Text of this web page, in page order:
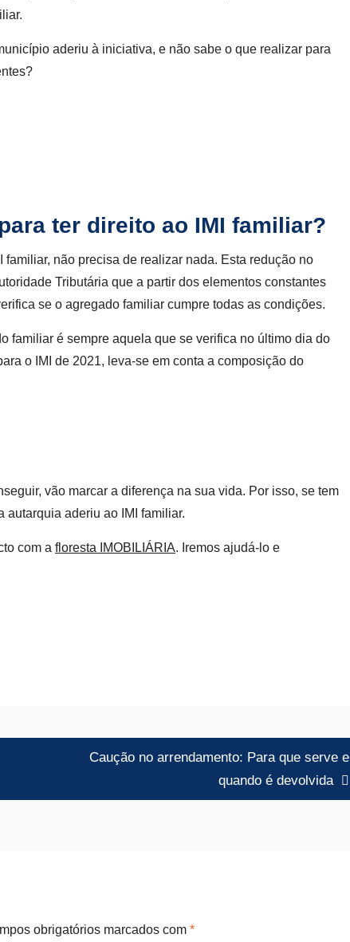
aderiu à iniciativa, e não sabe o que realizar para
ter direito ao IMI familiar?
não precisa de realizar nada. Esta redução no
Tributária que a partir dos elementos constantes
se o agregado familiar cumpre todas as condições.
familiar é sempre aquela que se verifica no último dia do
o IMI de 2021, leva-se em conta a composição do
vão marcar a diferença na sua vida. Por isso, se tem
autarquia aderiu ao IMI familiar.
com a floresta IMOBILIÁRIA. Iremos ajudá-lo e
Caução no arrendamento: Para que serve e
quando é devolvida
obrigatórios marcados com *